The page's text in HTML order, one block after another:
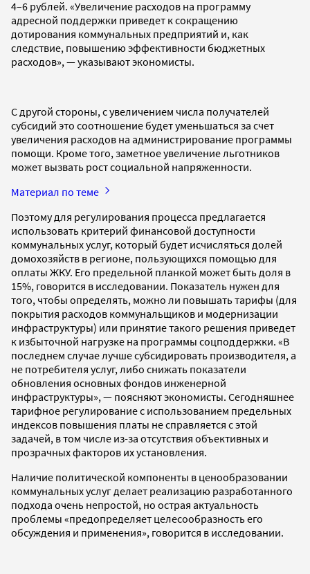
4–6 рублей. «Увеличение расходов на программу
адресной поддержки приведет к сокращению
дотирования коммунальных предприятий и, как
следствие, повышению эффективности бюджетных
расходов», — указывают экономисты.
С другой стороны, с увеличением числа получателей
субсидий это соотношение будет уменьшаться за счет
увеличения расходов на администрирование программы
помощи. Кроме того, заметное увеличение льготников
может вызвать рост социальной напряженности.
Материал по теме
Поэтому для регулирования процесса предлагается
использовать критерий финансовой доступности
коммунальных услуг, который будет исчисляться долей
домохозяйств в регионе, пользующихся помощью для
оплаты ЖКУ. Его предельной планкой может быть доля в
15%, говорится в исследовании. Показатель нужен для
того, чтобы определять, можно ли повышать тарифы (для
покрытия расходов коммунальщиков и модернизации
инфраструктуры) или принятие такого решения приведет
к избыточной нагрузке на программы соцподдержки. «В
последнем случае лучше субсидировать производителя, а
не потребителя услуг, либо снижать показатели
обновления основных фондов инженерной
инфраструктуры», — поясняют экономисты. Сегодняшнее
тарифное регулирование с использованием предельных
индексов повышения платы не справляется с этой
задачей, в том числе из-за отсутствия объективных и
прозрачных факторов их установления.
Наличие политической компоненты в ценообразовании
коммунальных услуг делает реализацию разработанного
подхода очень непростой, но острая актуальность
проблемы «предопределяет целесообразность его
обсуждения и применения», говорится в исследовании.